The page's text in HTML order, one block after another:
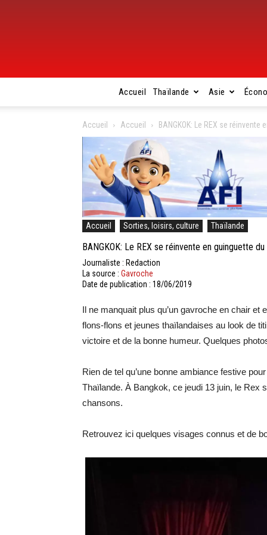
Accueil Thaïlande Asie
Accueil Accueil BANGKOK: Le REX se
Accueil Sorties, loisirs, culture Thaïlande
BANGKOK: Le REX se réinvente en guinguette du
Journaliste : Redaction
La source : Gavroche
Date de publication : 18/06/2019
Il ne manquait plus qu’un gavroche en chair
flons-flons et jeunes thaïlandaises au look de
victoire et de la bonne humeur. Quelques
Rien de tel qu’une bonne ambiance festive
Thaïlande. À Bangkok, ce jeudi 13 juin, le Rex
chansons.
Retrouvez ici quelques visages connus et de